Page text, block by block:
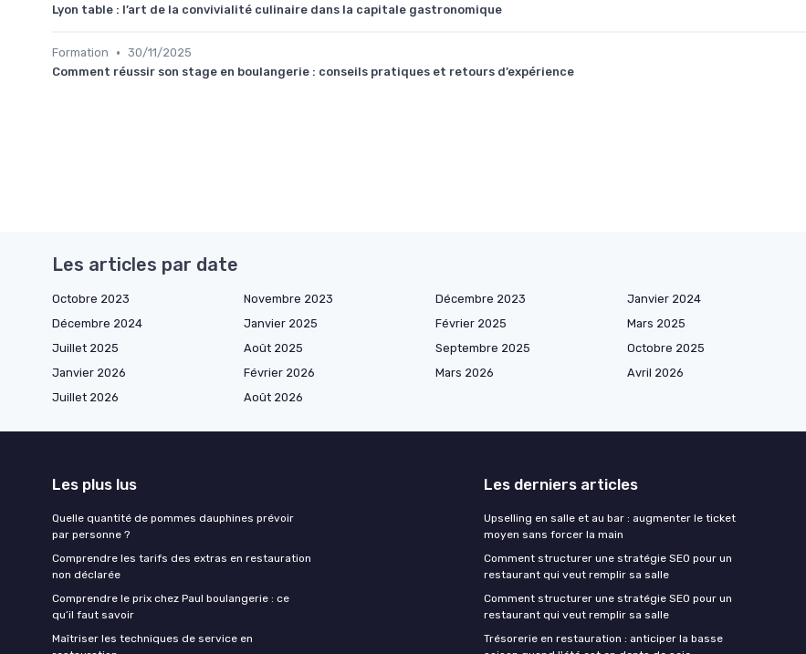
Lyon table : l’art de la convivialité culinaire dans la capitale gastronomique
Formation • 30/11/2025
Comment réussir son stage en boulangerie : conseils pratiques et retours d’expérience
Les articles par date
Octobre 2023 Novembre 2023 Décembre 2023 Janvier 2024
Décembre 2024
Janvier 2025 Février 2025 Mars 2025
Juillet 2025
Août 2025 Septembre 2025 Octobre 2025
Janvier 2026
Février 2026 Mars 2026 Avril 2026
Juillet 2026
Août 2026
Les plus lus
Quelle quantité de pommes dauphines prévoir
par personne ?
Comprendre les tarifs des extras en restauration
non déclarée
Comprendre le prix chez Paul boulangerie : ce
qu’il faut savoir
Maîtriser les techniques de service en
Les derniers articles
Upselling en salle et au bar : augmenter le ticket
moyen sans forcer la main
Comment structurer une stratégie SEO pour un
restaurant qui veut remplir sa salle
Comment structurer une stratégie SEO pour un
restaurant qui veut remplir sa salle
Trésorerie en restauration : anticiper la basse